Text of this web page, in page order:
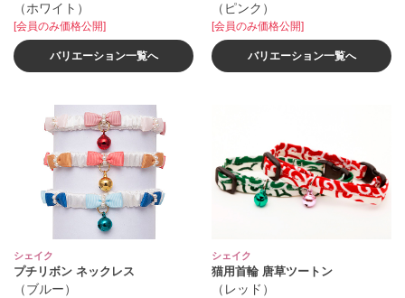
（ホワイト）
[会員のみ価格公開]
バリエーション一覧へ
（ピンク）
[会員のみ価格公開]
バリエーション一覧へ
シェイク
プチリボン ネックレス
（ブルー）
シェイク
猫用首輪 唐草ツートン
（レッド）